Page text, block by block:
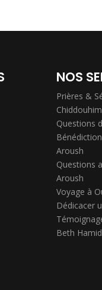
NOS
Prières &
Questions
Aroush
Questions
Aroush
Voyage à
Dédicacer
Beth